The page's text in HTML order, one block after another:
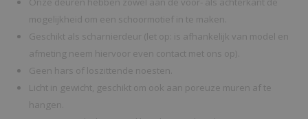
mogelijkheid om een schoormotief in te maken.
Geschikt als scharnierdeur (let op: is afhankelijk van model en
afmeting neem hiervoor even contact met ons op).
Geen hars of loszittende noesten.
Licht in gewicht, geschikt om ook aan poreuze muren af te
hangen.